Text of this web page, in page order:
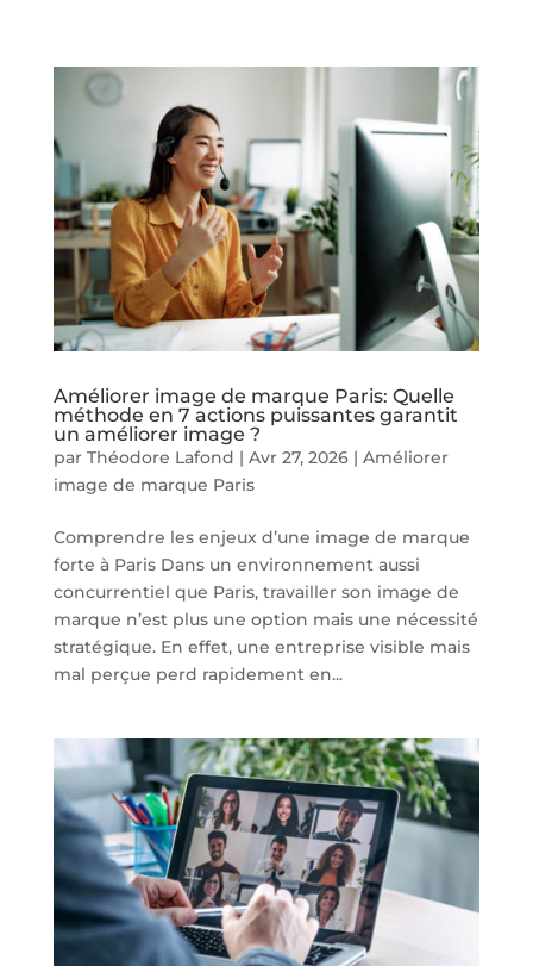
Améliorer image de marque Paris: Quelle
méthode en 7 actions puissantes garantit
un améliorer image ?
par Théodore Lafond | Avr 27, 2026| Améliorer
image de marque Paris
Comprendre les enjeux d’une image de marque
forte à Paris Dans un environnement aussi
concurrentiel que Paris, travailler son image de
marque n’est plus une option mais une nécessité
stratégique. En effet, une entreprise visible mais
mal perçue perd rapidement en...